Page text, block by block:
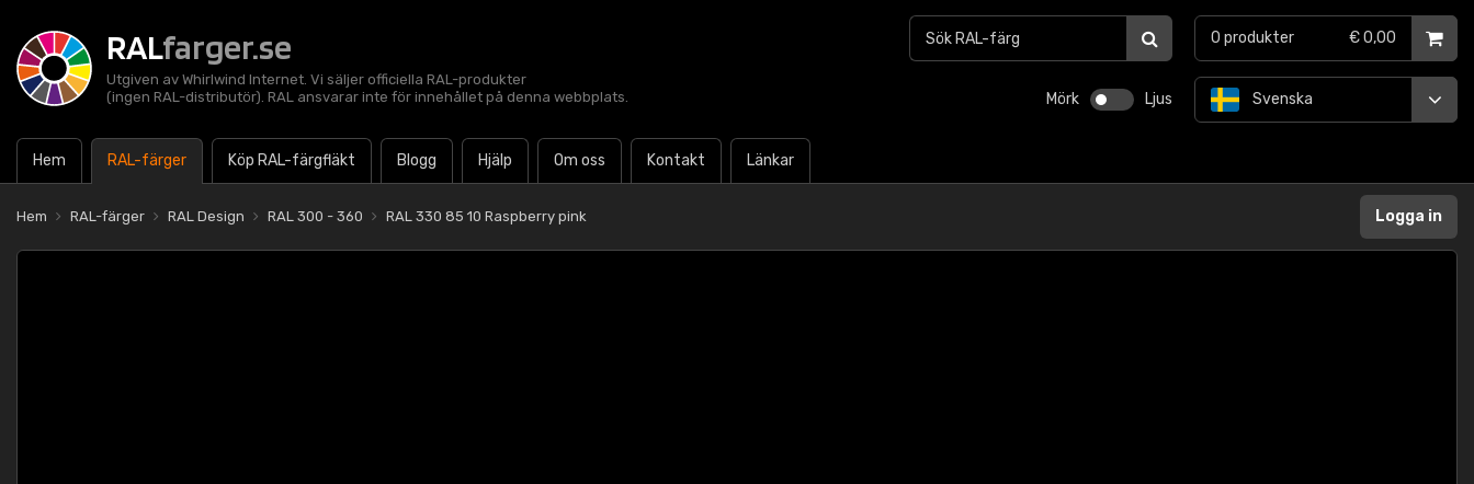
RALfarger.se
Utgiven av Whirlwind Internet. Vi säljer officiella RAL-produkter
(ingen RAL-distributör). RAL ansvarar inte för innehållet på denna webbplats.
Mörk Ljus
Hem RAL-färger Köp RAL-färgfläkt Blogg Hjälp Om oss Kontakt Länkar
Svenska
0 produkter € 0,00
Hem RAL-färger RAL Design RAL 300 - 360 RAL 330 85 10 Raspberry pink Logga in